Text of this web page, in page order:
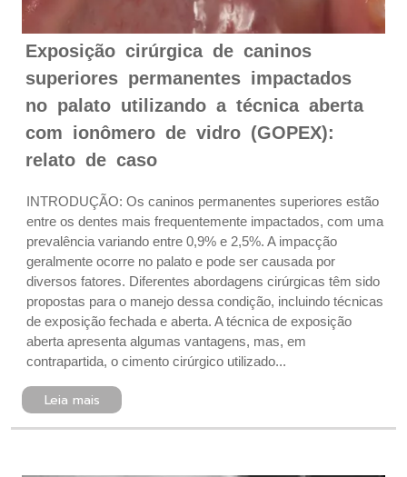
Exposição cirúrgica de caninos
superiores permanentes impactados
no palato utilizando a técnica aberta
com ionômero de vidro (GOPEX):
relato de caso
INTRODUÇÃO: Os caninos permanentes superiores estão
entre os dentes mais frequentemente impactados, com uma
prevalência variando entre 0,9% e 2,5%. A impacção
geralmente ocorre no palato e pode ser causada por
diversos fatores. Diferentes abordagens cirúrgicas têm sido
propostas para o manejo dessa condição, incluindo técnicas
de exposição fechada e aberta. A técnica de exposição
aberta apresenta algumas vantagens, mas, em
contrapartida, o cimento cirúrgico utilizado...
Leia mais